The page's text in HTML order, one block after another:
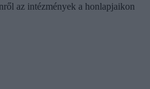
az intézmények a honlapjaikon